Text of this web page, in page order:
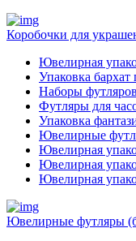
Коробочки для
Ювелирная
Упаковка
Наборы
Футляры для
Упаковка
Ювелирные
Ювелирная
Ювелирная
Ювелирная
Ювелирные футляры